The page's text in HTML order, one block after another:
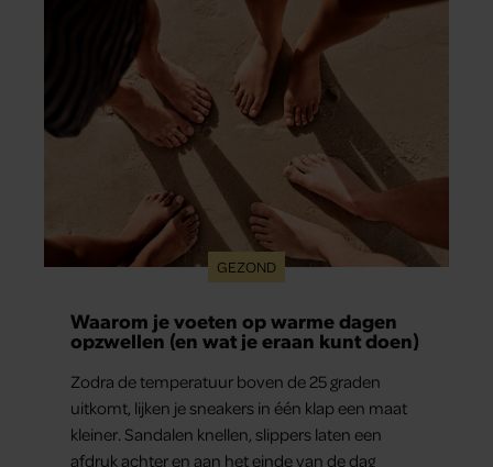
GEZOND
Waarom je voeten op warme dagen
opzwellen (en wat je eraan kunt doen)
Zodra de temperatuur boven de 25 graden
uitkomt, lijken je sneakers in één klap een maat
kleiner. Sandalen knellen, slippers laten een
afdruk achter en aan het einde van de dag